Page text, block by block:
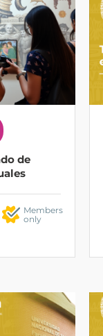
de
Members
only